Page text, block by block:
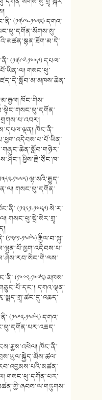
(༡༣༦༤-༡༤༣༢) དགའ་
(༡༣༦༧-༡༤༤༩) དཔལ་
གསང་ཕུ་
ཁོང་གིས་
ཁོང་ནི་
ཕྱིས་རྗེ་ཙོང་ཁ་
༡༤༤༥) ལྷ་སའི་རྒྱུད་
གསང་ཕུ་དགོན་
(༡༣༨༡-༡༤༥༩) སེ་ར་
གསང་ཕུ་སྦེ་སེར་གྲྭ་
༡༤༧༤) ༸རྒྱལ་བ་སྐུ་
(༡༤༠༢-༡༤༧༣) མཁས་
དགའ་ལྡན་
(༡༤༠༢-༡༤༧༨) དགའ་
ཁོང་ནི་
གསང་ཕུ་དགོན་པར་